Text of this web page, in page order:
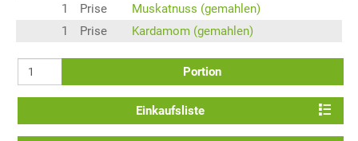
1
Prise
Muskatnuss (gemahlen)
1
Prise Kardamom (gemahlen)
Portion
Einkaufsliste